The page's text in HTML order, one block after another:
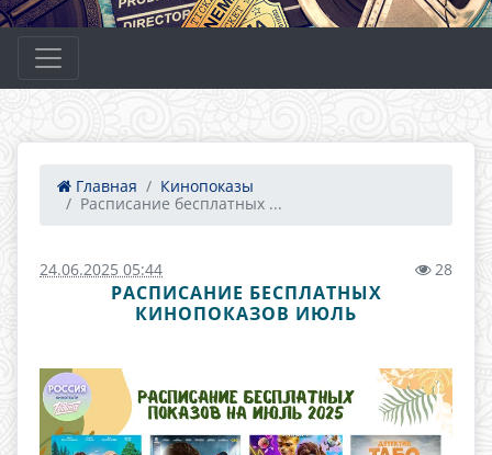
Главная
Кинопоказы
Расписание бесплатных ...
24.06.2025 05:44 28
РАСПИСАНИЕ БЕСПЛАТНЫХ
КИНОПОКАЗОВ ИЮЛЬ